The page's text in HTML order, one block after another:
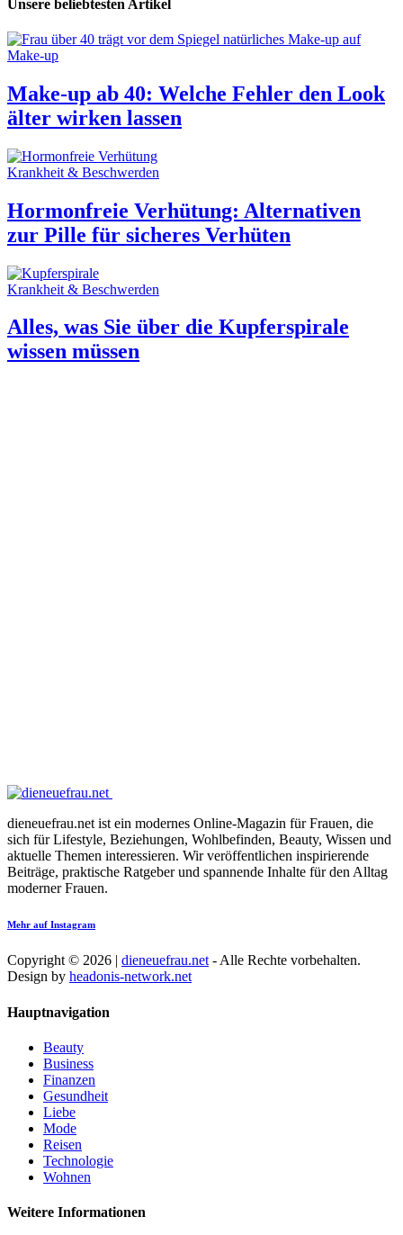
Unsere beliebtesten Artikel
Make-up
Make-up ab 40: Welche Fehler den Look
älter wirken lassen
Krankheit & Beschwerden
Hormonfreie Verhütung: Alternativen
zur Pille für sicheres Verhüten
Krankheit & Beschwerden
Alles, was Sie über die Kupferspirale
wissen müssen
dieneuefrau.net ist ein modernes Online-Magazin für Frauen, die
sich für Lifestyle, Beziehungen, Wohlbefinden, Beauty, Wissen und
aktuelle Themen interessieren. Wir veröffentlichen inspirierende
Beiträge, praktische Ratgeber und spannende Inhalte für den Alltag
moderner Frauen.
Mehr auf Instagram
Copyright © 2026 | dieneuefrau.net - Alle Rechte vorbehalten.
Design by headonis-network.net
Hauptnavigation
Beauty
Business
Finanzen
Gesundheit
Liebe
Mode
Reisen
Technologie
Wohnen
Weitere Informationen